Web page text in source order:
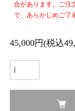
合があります。ご注
で、あらかじめご了
45,000円(税込